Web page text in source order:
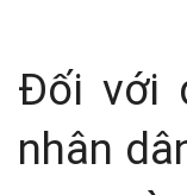
Đối với
nhân